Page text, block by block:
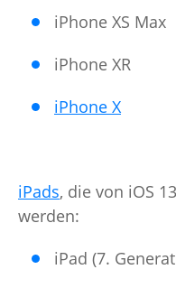
iPhone XS Max
iPhone XR
iPhone X
iPads, die von iOS
werden:
iPad (7.